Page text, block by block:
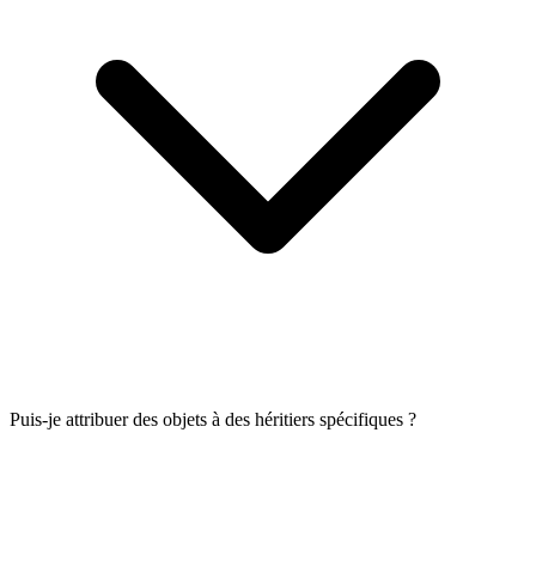
Puis-je attribuer des objets à des héritiers spécifiques ?